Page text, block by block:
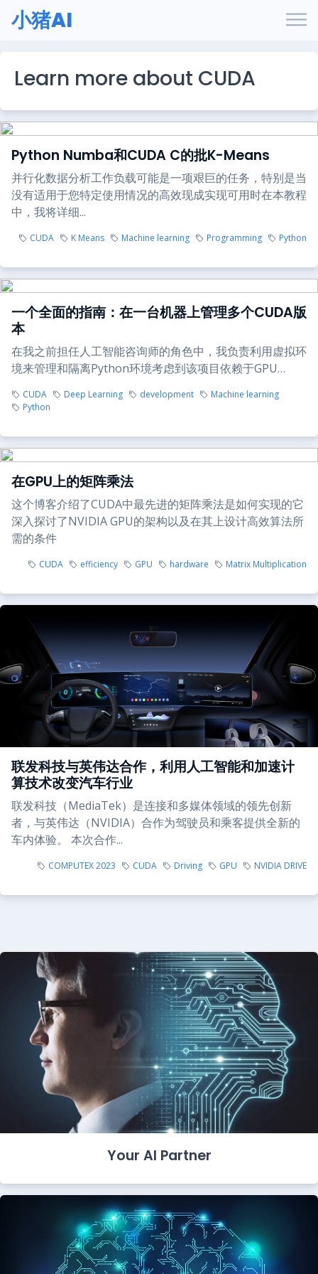
小猪AI
Learn more about CUDA
Python Numba和CUDA C的批K-Means
并行化数据分析工作负载可能是一项艰巨的任务，特别是当
没有适用于您特定使用情况的高效现成实现可用时在本教程
中，我将详细...
CUDA K Means Machine learning Programming Python
一个全面的指南：在一台机器上管理多个CUDA版
本
在我之前担任人工智能咨询师的角色中，我负责利用虚拟环
境来管理和隔离Python环境考虑到该项目依赖于GPU…
CUDA Deep Learning development
Machine learning
Python
在GPU上的矩阵乘法
这个博客介绍了CUDA中最先进的矩阵乘法是如何实现的它
深入探讨了NVIDIA GPU的架构以及在其上设计高效算法所
需的条件
CUDA efficiency GPU hardware Matrix Multiplication
联发科技与英伟达合作，利用人工智能和加速计
算技术改变汽车行业
联发科技（MediaTek）是连接和多媒体领域的领先创新
者，与英伟达（NVIDIA）合作为驾驶员和乘客提供全新的
车内体验。 本次合作...
COMPUTEX 2023 CUDA Driving GPU NVIDIA DRIVE
Your AI Partner